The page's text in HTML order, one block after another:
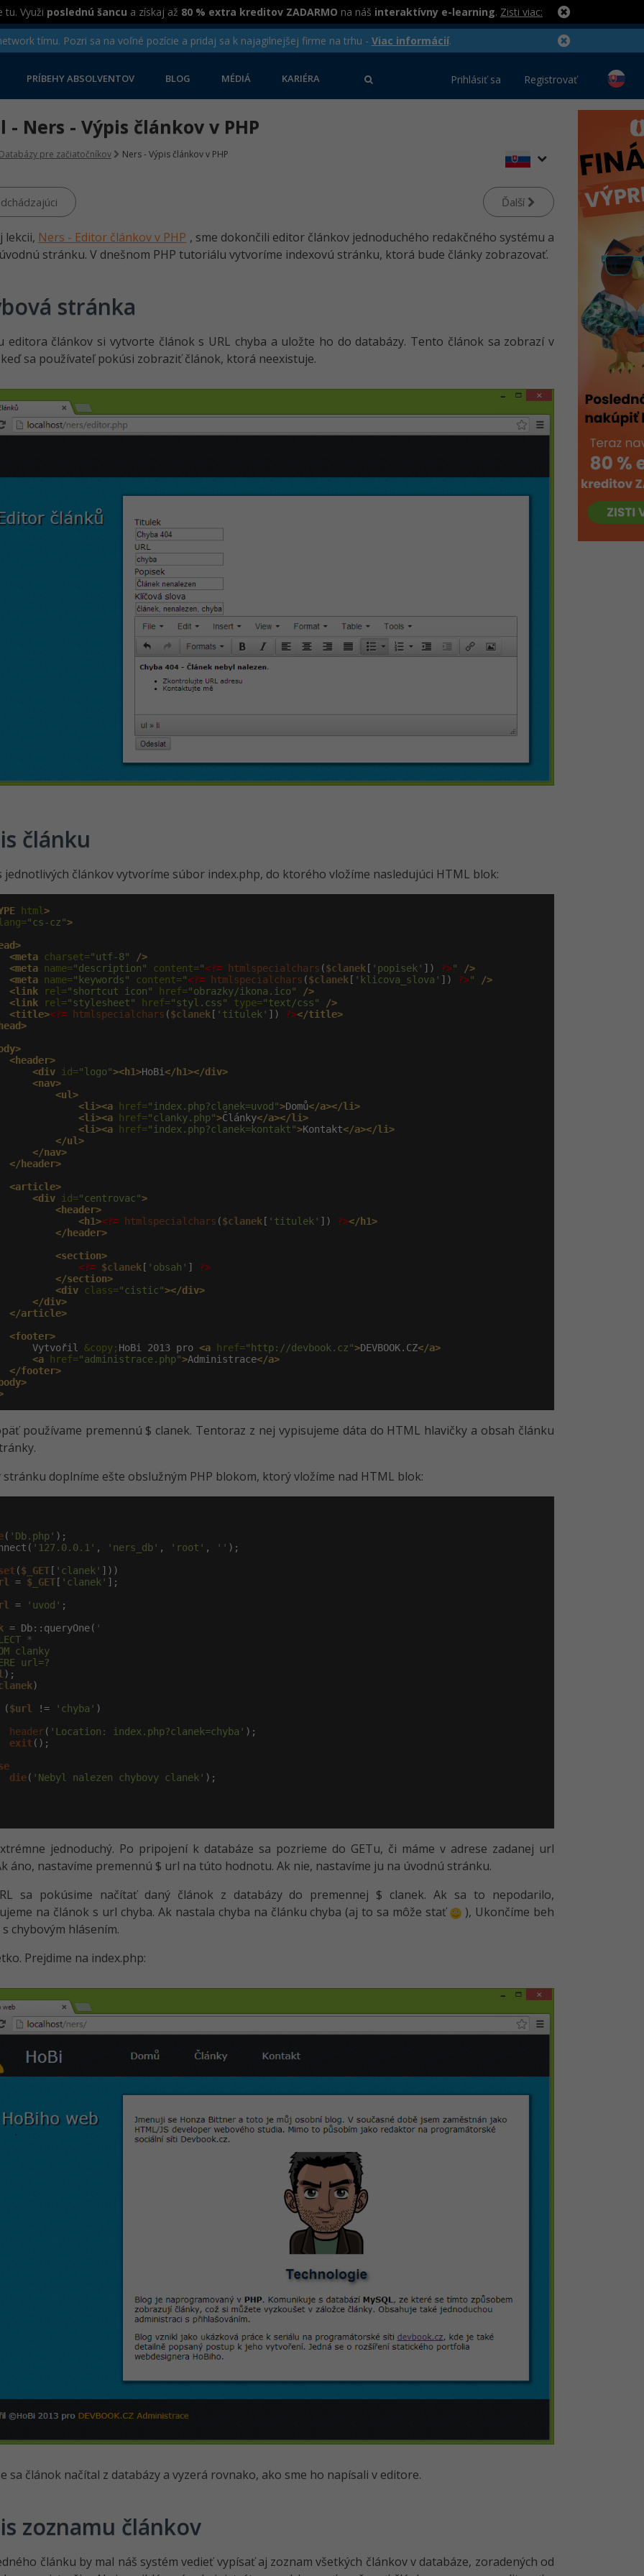
tu. Využi poslednú šancu a získaj až 80 % extra kreditov ZADARMO na náš interaktívny e-learning. Zisti viac:
tímu. Pozri sa na voľné pozície a pridaj sa k najagilnejšej firme na trhu - Viac informácií.
PRÍBEHY ABSOLVENTOV BLOG MÉDIÁ KARIÉRA Prihlásiť sa Registrovať
- Ners - Výpis článkov v PHP
Databázy pre začiatočníkov Ners - Výpis článkov v PHP
Ďalší
lekcii, Ners - Editor článkov v PHP , sme dokončili editor článkov jednoduchého redakčného systému a
stránku. V dnešnom PHP tutoriálu vytvoríme indexovú stránku, ktorá bude články zobrazovať.
stránka
editora článkov si vytvorte článok s URL chyba a uložte ho do databázy. Tento článok sa zobrazí v
sa používateľ pokúsi zobraziť článok, ktorá neexistuje.
článku
jednotlivých článkov vytvoríme súbor index.php, do ktorého vložíme nasledujúci HTML blok:
html >
"cs-cz">
<meta charset="utf-8"
/>
<meta name="description" content="<?= htmlspecialchars ($clanek [ 'popisek' ]) ?>"
/>
<meta name="keywords" content="<?= htmlspecialchars ($clanek [ 'klicova_slova' ]) ?>"
/>
<link rel="shortcut icon" href="obrazky/ikona.ico"
/>
<link rel="stylesheet" href="styl.css" type="text/css"
/>
<title><?= htmlspecialchars ($clanek [ 'titulek' ]) ?></title>
<header>
<div id="logo"><h1>HoBi</h1></div>
<nav>
<ul>
<li><a href="index.php?clanek=uvod">Domů</a></li>
<li><a href="clanky.php">Články</a></li>
<li><a href="index.php?clanek=kontakt">Kontakt</a></li>
</ul>
</nav>
</header>
<article>
<div id="centrovac">
<header>
<h1><?= htmlspecialchars ($clanek [ 'titulek' ]) ?></h1>
</header>
<section>
<?= $clanek [ 'obsah' ] ?>
</section>
<div class="cistic"></div>
</div>
</article>
<footer>
Vytvořil
&copy; HoBi 2013 pro <a href="http://devbook.cz">DEVBOOK.CZ</a>
<a href="administrace.php">Administrace</a>
</footer>
používame premennú $ clanek. Tentoraz z nej vypisujeme dáta do HTML hlavičky a obsah článku
stránku doplníme ešte obslužným PHP blokom, ktorý vložíme nad HTML blok:
( 'Db.php' );
'127.0.0.1' , 'ners_db' , 'root' , '' );
($_GET [ 'clanek' ]))
= $_GET [ 'clanek'
= 'uvod' ;
= Db::queryOne( '
*
clanky
url=?
)
($url != 'chyba' )
header( 'Location: index.php?clanek=chyba' );
exit ();
die( 'Nebyl nalezen chybovy clanek' );
jednoduchý. Po pripojení k databáze sa pozrieme do GETu, či máme v adrese zadanej url
áno, nastavíme premennú $ url na túto hodnotu. Ak nie, nastavíme ju na úvodnú stránku.
sa pokúsime načítať daný článok z databázy do premennej $ clanek. Ak sa to nepodarilo,
na článok s url chyba. Ak nastala chyba na článku chyba (aj to sa môže stať
), Ukončíme beh
chybovým hlásením.
Prejdime na index.php:
sa článok načítal z databázy a vyzerá rovnako, ako sme ho napísali v editore.
zoznamu článkov
článku by mal náš systém vedieť vypísať aj zoznam všetkých článkov v databáze, zoradených od